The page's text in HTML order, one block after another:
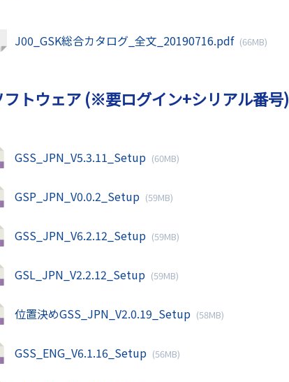
J00_GSK総合カタログ_全文_20190716.pdf (66MB)
フトウェア (※要ログイン+シリアル番号)
GSS_JPN_V5.3.11_Setup (60MB)
GSP_JPN_V0.0.2_Setup (59MB)
GSS_JPN_V6.2.12_Setup (59MB)
GSL_JPN_V2.2.12_Setup (59MB)
位置決めGSS_JPN_V2.0.19_Setup (58MB)
GSS_ENG_V6.1.16_Setup (56MB)